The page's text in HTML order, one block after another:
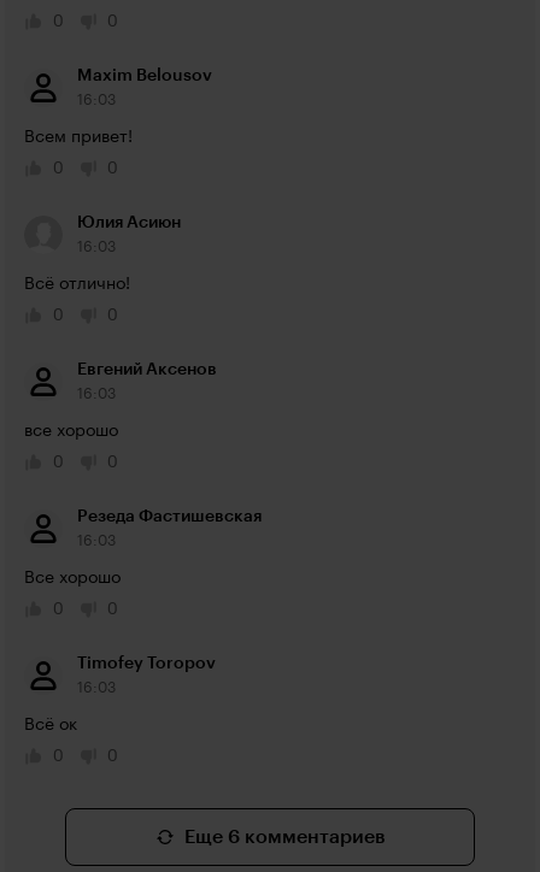
0
0
Maxim Belousov
16:03
Всем привет!
0
0
Юлия Асиюн
16:03
Всё отлично!
0
0
Евгений Аксенов
16:03
все хорошо
0
0
Резеда Фастишевская
16:03
Все хорошо
0
0
Timofey Toropov
16:03
Всё ок
0
0
Еще 6 комментариев